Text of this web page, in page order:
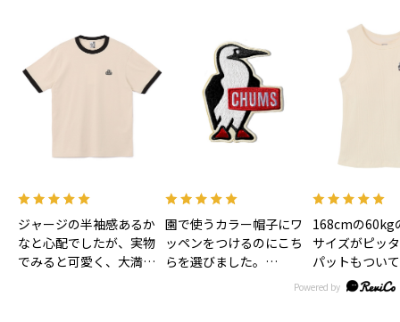
ジャージの半袖感あるか
なと心配でしたが、実物
でみると可愛く、大満足
園で使うカラー帽子にワ
ッペンをつけるのにこち
らを選びました。
大きすぎずとっても可愛
168cmの60kg
サイズがピッ
パットもつい
お風呂上がり